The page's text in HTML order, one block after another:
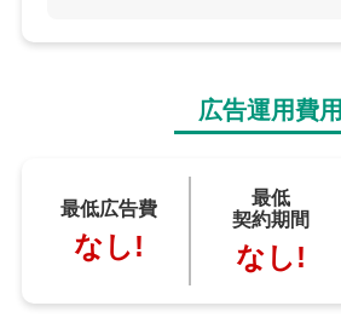
広告運用費用
最低広告費
なし!
最低
契約期間
なし!